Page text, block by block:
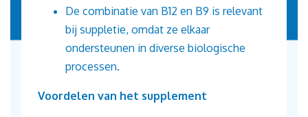
De combinatie van B12 en B9 is relevant
bij suppletie, omdat ze elkaar
ondersteunen in diverse biologische
processen.
Voordelen van het supplement